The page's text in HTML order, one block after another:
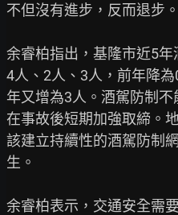
不但沒有進步，反而退步。
余睿柏指出，基隆市近5
4人、2人、3人，前年降
年又增為3人。酒駕防制
在事故後短期加強取締。
該建立持續性的酒駕防制
生。
余睿柏表示，交通安全需